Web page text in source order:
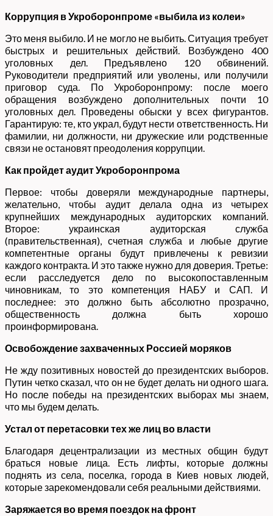
Коррупция в Укроборонпроме «выбила из колеи»
Это меня выбило. И не могло не выбить. Ситуация требует
быстрых и решительных действий. Возбуждено 400
уголовных дел. Предъявлено 120 обвинений.
Руководители предприятий или уволены, или получили
приговор суда. По Укроборонпрому: после моего
обращения возбуждено дополнительных почти 10
уголовных дел. Проведены обыски у всех фигурантов.
Гарантирую: те, кто украл, будут нести ответственность. Ни
фамилии, ни должности, ни дружеские или родственные
связи не остановят преодоления коррупции.
Как пройдет аудит Укроборонпрома
Первое: чтобы доверяли международные партнеры,
желательно, чтобы аудит делала одна из четырех
крупнейших международных аудиторских компаний.
Второе: украинская аудиторская служба
(правительственная), счетная служба и любые другие
компетентные органы будут привлечены к ревизии
каждого контракта. И это также нужно для доверия. Третье:
если расследуется дело по высокопоставленным
чиновникам, то это компетенция НАБУ и САП. И
последнее: это должно быть абсолютно прозрачно,
общественность должна быть хорошо
проинформирована.
Освобождение захваченных Россией моряков
Не жду позитивных новостей до президентских выборов.
Путин четко сказал, что он не будет делать ни одного шага.
Но после победы на президентских выборах мы знаем,
что мы будем делать.
Устал от перетасовки тех же лиц во власти
Благодаря децентрализации из местных общин будут
браться новые лица. Есть лифты, которые должны
поднять из села, поселка, города в Киев новых людей,
которые зарекомендовали себя реальными действиями.
Заряжается во время поездок на фронт